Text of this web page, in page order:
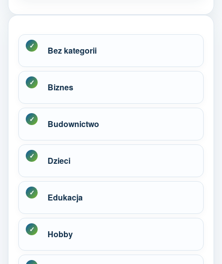
Bez kategorii
Biznes
Budownictwo
Dzieci
Edukacja
Hobby